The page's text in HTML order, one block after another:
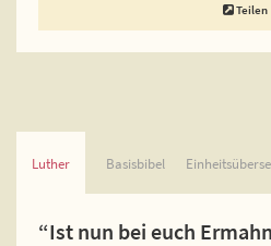
Teilen
Luther Basisbibel
“Ist nun bei euch